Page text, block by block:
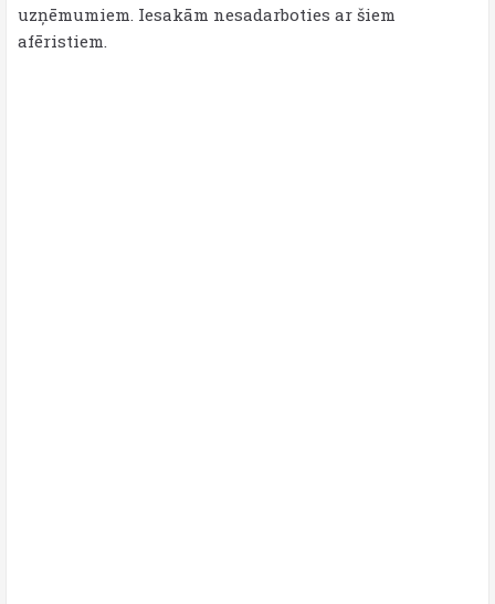
uzņēmumiem. Iesakām nesadarboties ar šiem
afēristiem.